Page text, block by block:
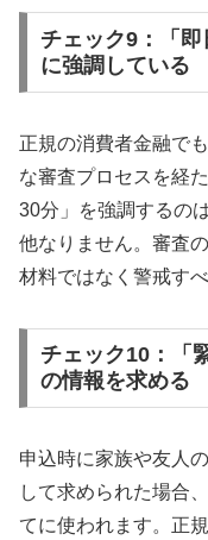
チェック9：「
に強調している
正規の消費者金融で
な審査プロセスを経
30分」を強調するの
他なりません。審査
材料ではなく警戒す
チェック10：「
の情報を求める
申込時に家族や友人
して求められた場合
てに使われます。正